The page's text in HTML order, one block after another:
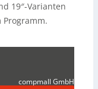
19″-Varianten
Programm.
compmall GmbH